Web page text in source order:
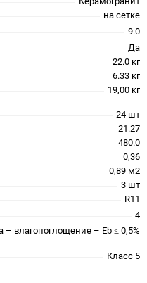
на сетке
9.0
Да
22.0 кг
6.33 кг
19,00 кг
24 шт
21.27
480.0
0,36
0,89 м2
3 шт
R11
4
– влагопоглощение – Eb ≤ 0,5%
Класс 5